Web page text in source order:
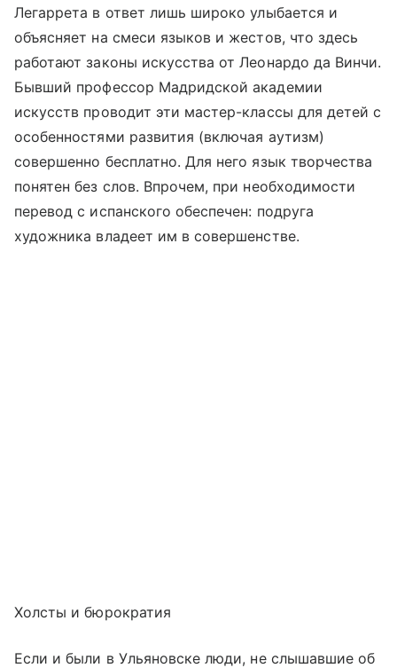
Легаррета в ответ лишь широко улыбается и
объясняет на смеси языков и жестов, что здесь
работают законы искусства от Леонардо да Винчи.
Бывший профессор Мадридской академии
искусств проводит эти мастер-классы для детей с
особенностями развития (включая аутизм)
совершенно бесплатно. Для него язык творчества
понятен без слов. Впрочем, при необходимости
перевод с испанского обеспечен: подруга
художника владеет им в совершенстве.
Холсты и бюрократия
Если и были в Ульяновске люди, не слышавшие об